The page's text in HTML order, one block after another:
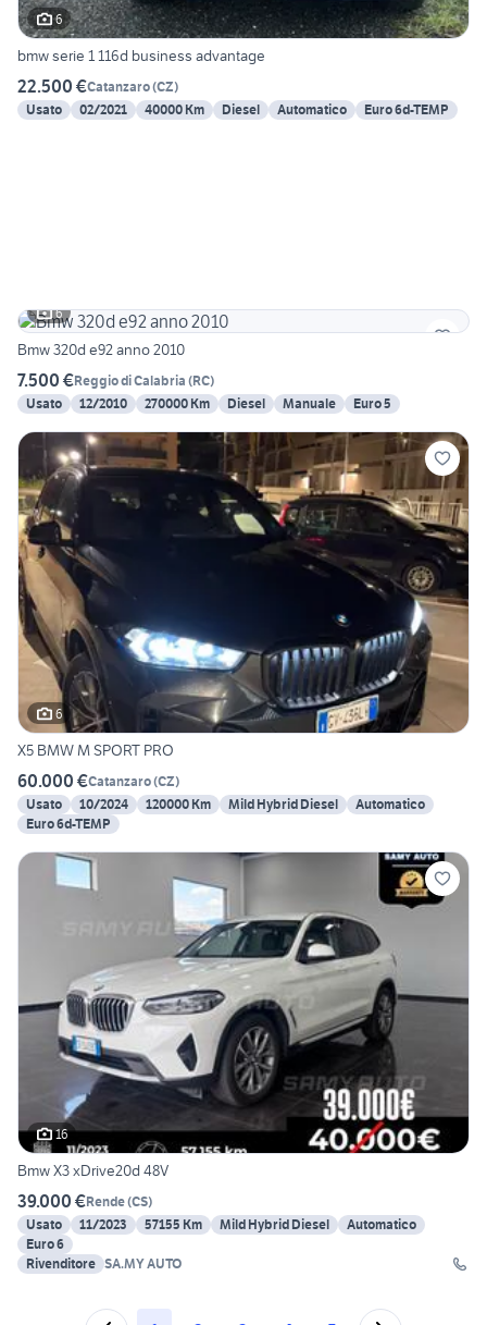
6
bmw serie 1 116d business advantage
22.500 €Catanzaro(CZ)
Usato
02/2021 40000 Km Diesel Automatico Euro 6d-TEMP
6
Bmw 320d e92 anno 2010
7.500 €Reggio di Calabria (RC)
Usato
12/2010 270000 Km Diesel Manuale Euro 5
6
X5 BMW M SPORT PRO
60.000 €Catanzaro(CZ)
Usato
10/2024 120000 Km Mild Hybrid Diesel
Automatico
Euro 6d-TEMP
16
Bmw X3 xDrive20d 48V
39.000 €Rende(CS)
Usato
11/2023 57155 Km Mild Hybrid Diesel
Automatico
Euro 6
Rivenditore SA.MY AUTO